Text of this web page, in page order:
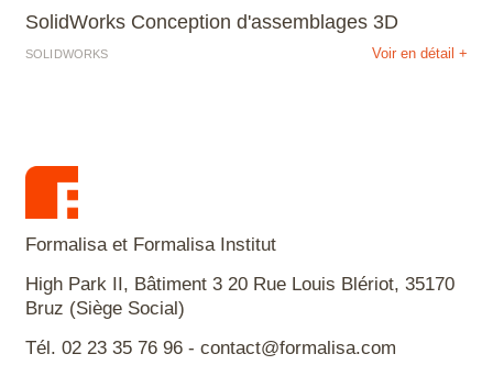
SolidWorks Conception d'assemblages 3D
SOLIDWORKS Voir en détail +
Formalisa et Formalisa Institut
High Park II, Bâtiment 3 20 Rue Louis Blériot, 35170
Bruz (Siège Social)
Tél. 02 23 35 76 96 - contact@formalisa.com